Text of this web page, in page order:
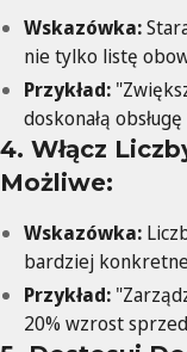
Wskazówka:
nie tylko listę
Przykład:
doskonałą
4. Włącz
Możliwe:
Wskazówka:
bardziej
Przykład:
20% wzrost